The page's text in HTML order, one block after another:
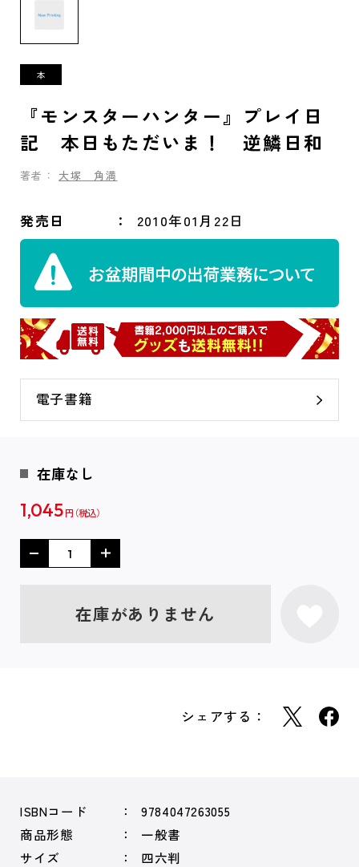
『モンスターハンター』プレイ日
記 本日もただいま！ 逆鱗日和
著者： 大塚 角満
発売日 2010年01月22日
電子書籍
在庫なし
1,045 円
在庫がありません
シェアする：
ISBNコード
9784047263055
商品形態
一般書
サイズ
四六判